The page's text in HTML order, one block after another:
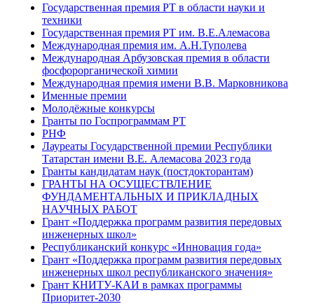
Государственная премия РТ в области науки и
техники
Государственная премия РТ им. В.Е.Алемасова
Международная премия им. А.Н.Туполева
Международная Арбузовская премия в области
фосфорорганической химии
Международная премия имени В.В. Марковникова
Именные премии
Молодёжные конкурсы
Гранты по Госпрограммам РТ
РНФ
Лауреаты Государственной премии Республики
Татарстан имени В.Е. Алемасова 2023 года
Гранты кандидатам наук (постдокторантам)
ГРАНТЫ НА ОСУЩЕСТВЛЕНИЕ
ФУНДАМЕНТАЛЬНЫХ И ПРИКЛАДНЫХ
НАУЧНЫХ РАБОТ
Грант «Поддержка программ развития передовых
инженерных школ»
Республиканский конкурс «Инновация года»
Грант «Поддержка программ развития передовых
инженерных школ республиканского значения»
Грант КНИТУ-КАИ в рамках программы
Приоритет-2030